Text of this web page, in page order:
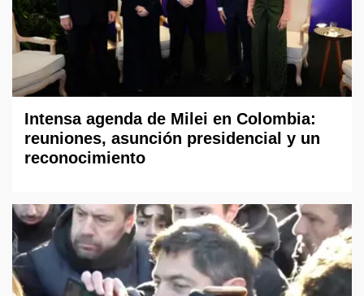
Intensa agenda de Milei en Colombia:
reuniones, asunción presidencial y un
reconocimiento